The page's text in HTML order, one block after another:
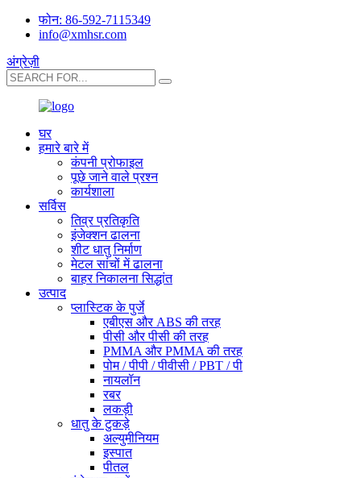
फोन: 86-592-7115349
info@xmhsr.com
अंग्रेज़ी
घर
हमारे बारे में
कंपनी प्रोफाइल
पूछे जाने वाले प्रश्न
कार्यशाला
सर्विस
तिव्र प्रतिकृति
इंजेक्शन ढालना
शीट धातु निर्माण
मेटल सांचों में ढालना
बाहर निकालना सिद्धांत
उत्पाद
प्लास्टिक के पुर्जे
एबीएस और ABS की तरह
पीसी और पीसी की तरह
PMMA और PMMA की तरह
पोम / पीपी / पीवीसी / PBT / पी
नायलॉन
रबर
लकड़ी
धातु के टुकड़े
अल्युमीनियम
इस्पात
पीतल